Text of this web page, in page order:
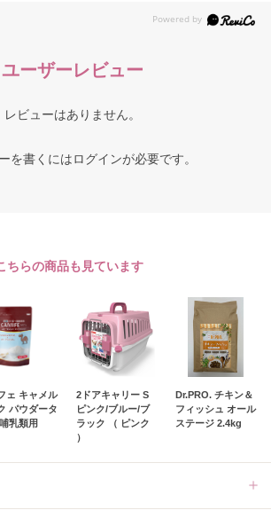
ユーザーレビュー
レビューはありません。
を書くにはログインが必要です。
ちらの商品も見ています
ェ キャメル
パウダータ
乳類用
2ドアキャリー S
ピンク/ブルー/ブ
ラック （ ピンク
）
Dr.PRO. チキン＆
フィッシュ オール
ステージ 2.4kg